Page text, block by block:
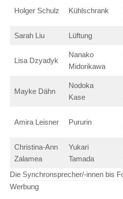
Holger Schulz Kühlschrank
Sarah Liu Lüftung
Lisa Dzyadyk
Nanako
Midorikawa
Mayke Dähn
Nodoka
Kase
Amira Leisner Pururin
Christina-Ann
Zalamea
Yukari
Tamada
Die Synchronsprecher/-innen bis
Werbung